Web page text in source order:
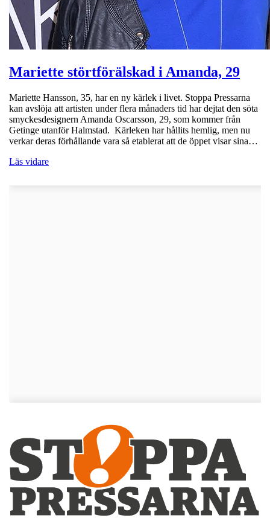
Mariette störtförälskad i Amanda, 29
Mariette Hansson, 35, har en ny kärlek i livet. Stoppa Pressarna
kan avslöja att artisten under flera månaders tid har dejtat den söta
smyckesdesignern Amanda Oscarsson, 29, som kommer från
Getinge utanför Halmstad. Kärleken har hållits hemlig, men nu
verkar deras förhållande vara så etablerat att de öppet visar sina…
Läs vidare